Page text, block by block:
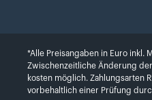
*Alle Preisangaben in Euro inkl.
Zwischenzeitliche Änderung
kosten möglich. Zahlungsarten
vorbehaltlich einer Prüfung